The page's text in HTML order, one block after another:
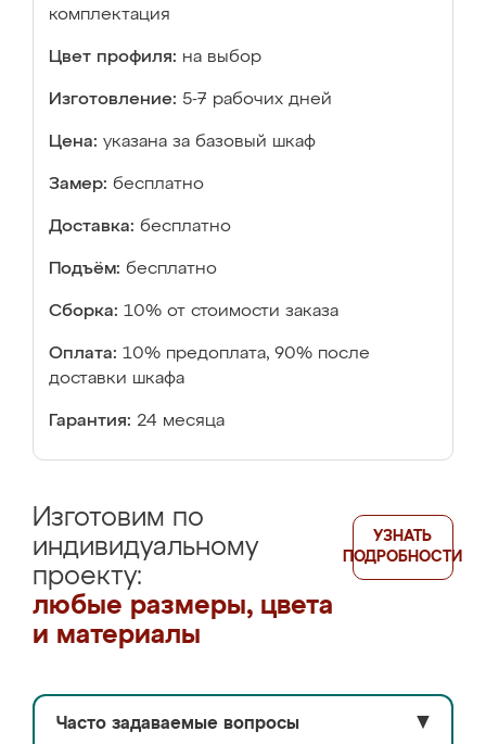
комплектация
Цвет профиля: на выбор
Изготовление: 5-7 рабочих дней
Цена: указана за базовый шкаф
Замер: бесплатно
Доставка: бесплатно
Подъём: бесплатно
Сборка: 10% от стоимости заказа
Оплата: 10% предоплата, 90% после
доставки шкафа
Гарантия: 24 месяца
Изготовим по
индивидуальному
проекту:
любые размеры, цвета
и материалы
УЗНАТЬ
ПОДРОБНОСТИ
Часто задаваемые вопросы ▼